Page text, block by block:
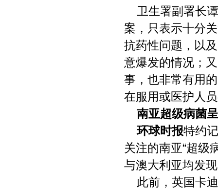
卫生署副署长
案，只表示十分
抗药性问题，以
意爆发的情况；
事，也非常有用
在服用或医护人
南亚超级病菌
环球时报特约
关注的南亚“超级
与澳大利亚均发
此前，英国卡